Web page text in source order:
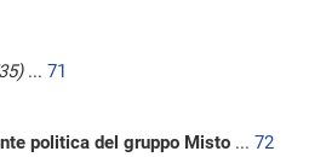
... 71
politica del gruppo Misto ... 72